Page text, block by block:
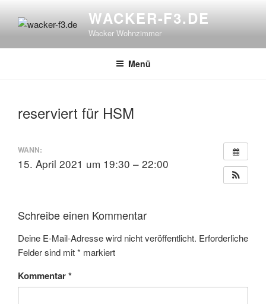
Inhalt
WACKER-F3.DE
Wacker Wohnzimmer
Menü
reserviert für HSM
WANN:
15. April 2021 um 19:30 – 22:00
Schreibe einen Kommentar
Deine E-Mail-Adresse wird nicht veröffentlicht. Erforderliche
Felder sind mit* markiert
Kommentar*